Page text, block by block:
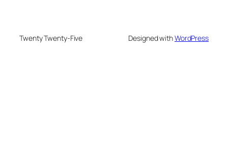
Twenty Twenty-Five Designed withWordPress